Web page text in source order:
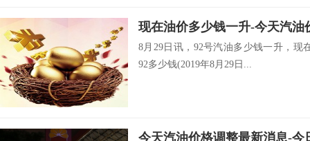
8月29日讯，92号汽油多少钱一升，现
92多少钱(2019年8月29日...